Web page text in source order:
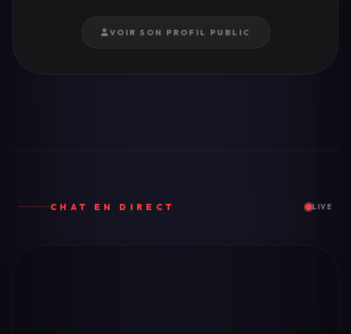
VOIR SON PROFIL PUBLIC
CHAT EN DIRECT LIVE